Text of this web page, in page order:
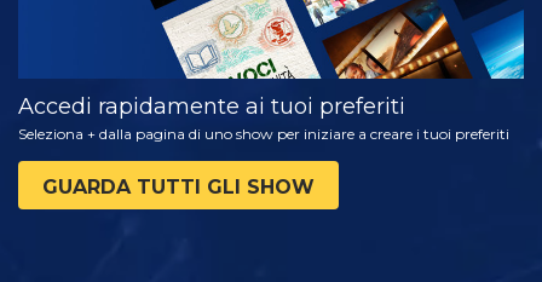
Accedi rapidamente ai tuoi preferiti
Seleziona + dalla pagina di uno show per iniziare a creare i tuoi preferiti
GUARDA TUTTI GLI SHOW